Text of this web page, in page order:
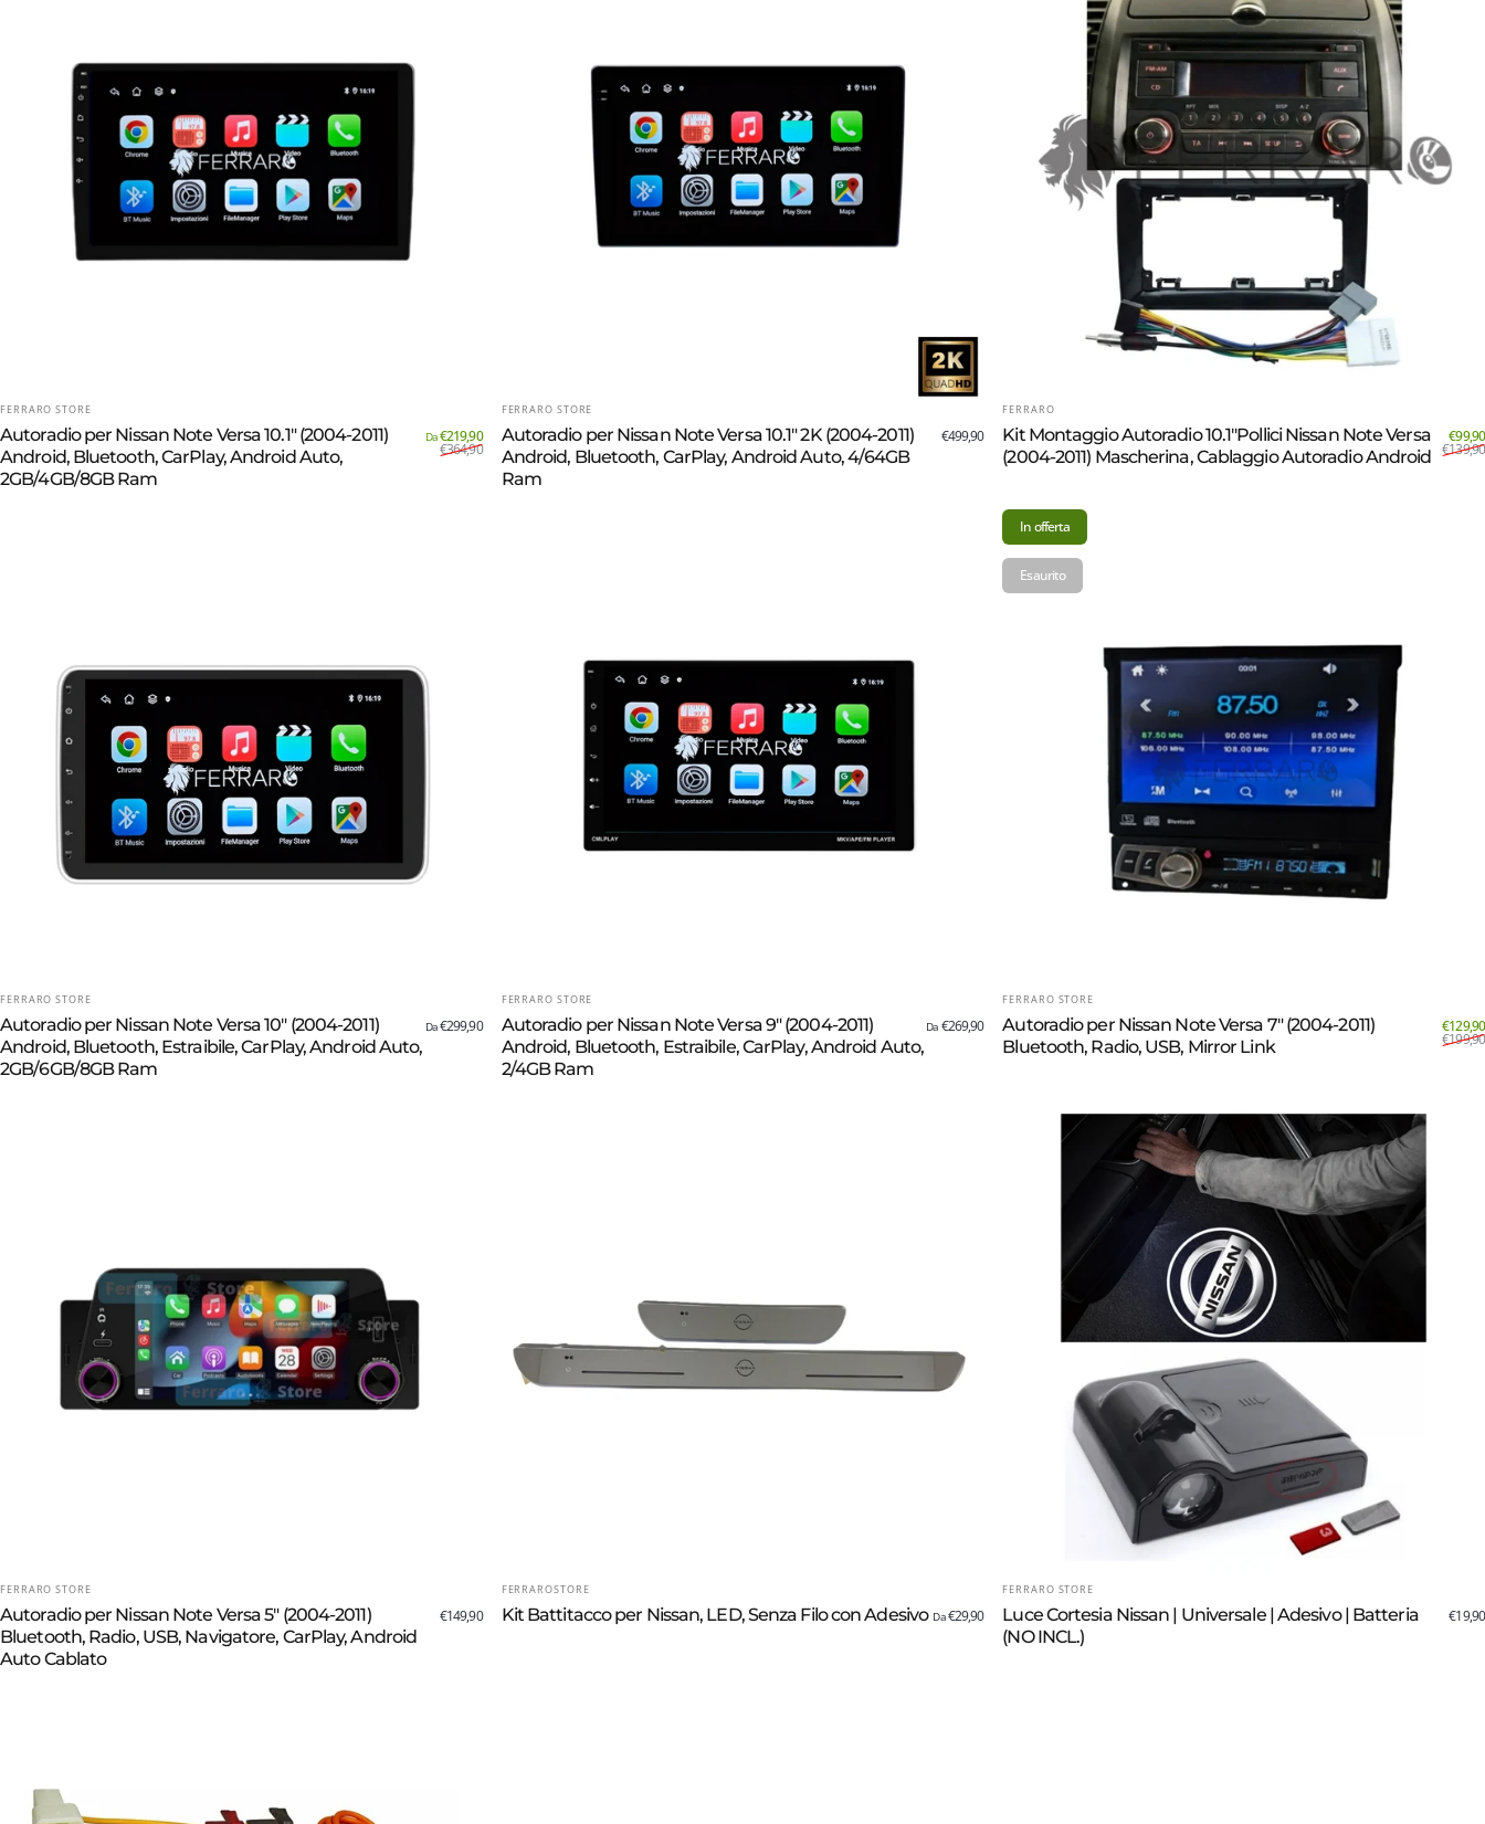
FORNITORE:
FERRARO STORE
Autoradio per Nissan Note Versa 10.1" (2004-2011)
Android, Bluetooth, CarPlay, Android Auto,
2GB/4GB/8GB Ram
Prezzo scontato
Da€219,90Prezzo di listino
€364,90
FORNITORE:
FERRARO STORE
Autoradio per Nissan Note Versa 10.1" 2K (2004-2011)
Android, Bluetooth, CarPlay, Android Auto, 4/64GB
Ram
€499,90
FORNITORE:
FERRARO
Kit Montaggio Autoradio 10.1"Pollici Nissan Note Versa
(2004-2011) Mascherina, Cablaggio Autoradio Android
€99,90
€139,90
FORNITORE:
FERRARO STORE
Autoradio per Nissan Note Versa 10" (2004-2011)
Android, Bluetooth, Estraibile, CarPlay, Android Auto,
2GB/6GB/8GB Ram
Da€299,90
FORNITORE:
FERRARO STORE
Autoradio per Nissan Note Versa 9" (2004-2011)
Android, Bluetooth, Estraibile, CarPlay, Android Auto,
2/4GB Ram
Da €269,90
In offerta
Esaurito
FORNITORE:
FERRARO STORE
Autoradio per Nissan Note Versa 7" (2004-2011)
Bluetooth, Radio, USB, Mirror Link
€129,90
€199,90
FORNITORE:
FERRARO STORE
Autoradio per Nissan Note Versa 5" (2004-2011)
Bluetooth, Radio, USB, Navigatore, CarPlay, Android
Auto Cablato
€149,90
FORNITORE:
FERRAROSTORE
Kit Battitacco per Nissan, LED, Senza Filo con Adesivo Da€29,90
FORNITORE:
FERRARO STORE
Luce Cortesia Nissan | Universale | Adesivo | Batteria
(NO INCL.)
€19,90